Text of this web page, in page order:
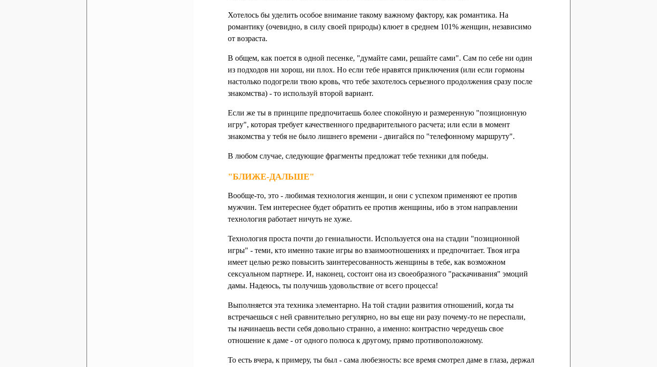
Хотелось бы уделить особое внимание такому важному фактору, как романтика. На
романтику (очевидно, в силу своей природы) клюет в среднем 101% женщин, независимо
от возраста.
В общем, как поется в одной песенке, "думайте сами, решайте сами". Сам по себе ни один
из подходов ни хорош, ни плох. Но если тебе нравятся приключения (или если гормоны
настолько подогрели твою кровь, что тебе захотелось серьезного продолжения сразу после
знакомства) - то используй второй вариант.
Если же ты в принципе предпочитаешь более спокойную и размеренную "позиционную
игру", которая требует качественного предварительного расчета; или если в момент
знакомства у тебя не было лишнего времени - двигайся по "телефонному маршруту".
В любом случае, следующие фрагменты предложат тебе техники для победы.
"БЛИЖЕ-ДАЛЬШЕ"
Вообще-то, это - любимая технология женщин, и они с успехом применяют ее против
мужчин. Тем интереснее будет обратить ее против женщины, ибо в этом направлении
технология работает ничуть не хуже.
Технология проста почти до гениальности. Используется она на стадии "позиционной
игры" - теми, кто именно такие игры во взаимоотношениях и предпочитает. Твоя игра
имеет целью резко повысить заинтересованность женщины в тебе, как возможном
сексуальном партнере. И, наконец, состоит она из своеобразного "раскачивания" эмоций
дамы. Надеюсь, ты получишь удовольствие от всего процесса!
Выполняется эта техника элементарно. На той стадии развития отношений, когда ты
встречаешься с ней сравнительно регулярно, но вы еще ни разу почему-то не переспали,
ты начинаешь вести себя довольно странно, а именно: контрастно чередуешь свое
отношение к даме - от одного полюса к другому, прямо противоположному.
То есть вчера, к примеру, ты был - сама любезность: все время смотрел даме в глаза, держал